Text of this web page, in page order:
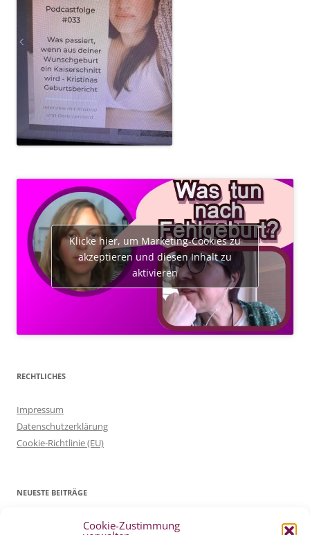
Cookie-Zustimmung
Klicke hier, um Marketing-Cookies zu
akzeptieren und diesen Inhalt zu
aktivieren
RECHTLICHES
Impressum
Datenschutzerklärung
Cookie-Richtlinie (EU)
NEUESTE BEITRÄGE
Patientenverfügung Geburt vertreten in WELTWOCHE DER GEBURT